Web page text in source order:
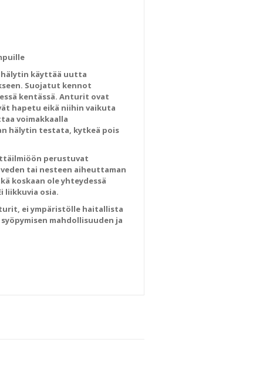
hälytin käyttää uutta
Suojatut kennot
kentässä. Anturit ovat
hapetu eikä niihin vaikuta
voimakkaalla
hälytin testata, kytkeä pois
perustuvat
tai nesteen aiheuttaman
koskaan ole yhteydessä
liikkuvia osia.
ei ympäristölle haitallista
mahdollisuuden ja